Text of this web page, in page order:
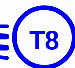
T8